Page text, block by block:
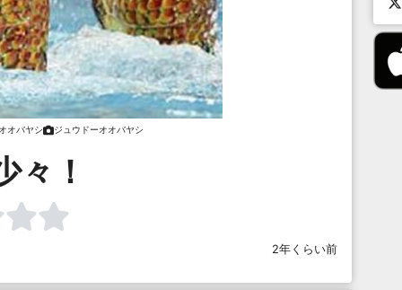
オバヤシ ジュウドーオオバヤシ
々！
2年くらい前